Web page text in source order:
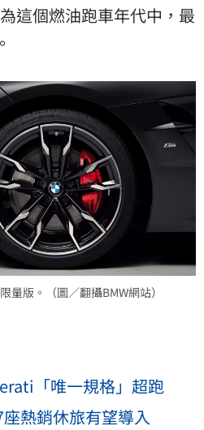
這個燃油跑車年代中，最
量版。（圖／翻攝BMW網站）
「唯一規格」超跑
熱銷休旅有望導入